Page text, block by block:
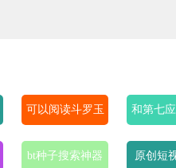
可以阅读斗罗玉
转漫画的软件
和第七
多的
bt种子搜索神器 原创短